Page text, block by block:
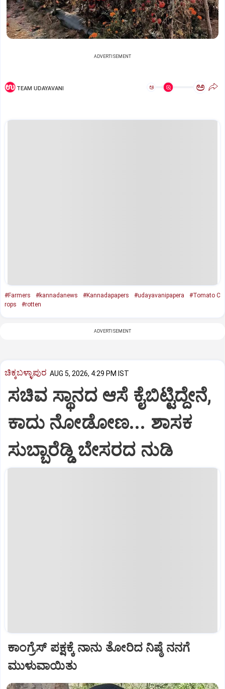
ADVERTISEMENT
TEAM UDAYAVANI ಅ ಅ
#Farmers #kannadanews #Kannadapapers #udayavanipapera
#Tomato C
rops
#rotten
ADVERTISEMENT
ಚಿಕ್ಕಬಳ್ಳಾಪುರ AUG 5, 2026, 4:29 PM IST
ಸಚಿವ ಸ್ಥಾನದ ಆಸೆ ಕೈಬಿಟ್ಟಿದ್ದೇನೆ,
ಕಾದು ನೋಡೋಣ... ಶಾಸಕ
ಸುಬ್ಬಾರೆಡ್ಡಿ ಬೇಸರದ ನುಡಿ
ಕಾಂಗ್ರೆಸ್ ಪಕ್ಷಕ್ಕೆ ನಾನು ತೋರಿದ ನಿಷ್ಠೆ ನನಗೆ
ಮುಳುವಾಯಿತು